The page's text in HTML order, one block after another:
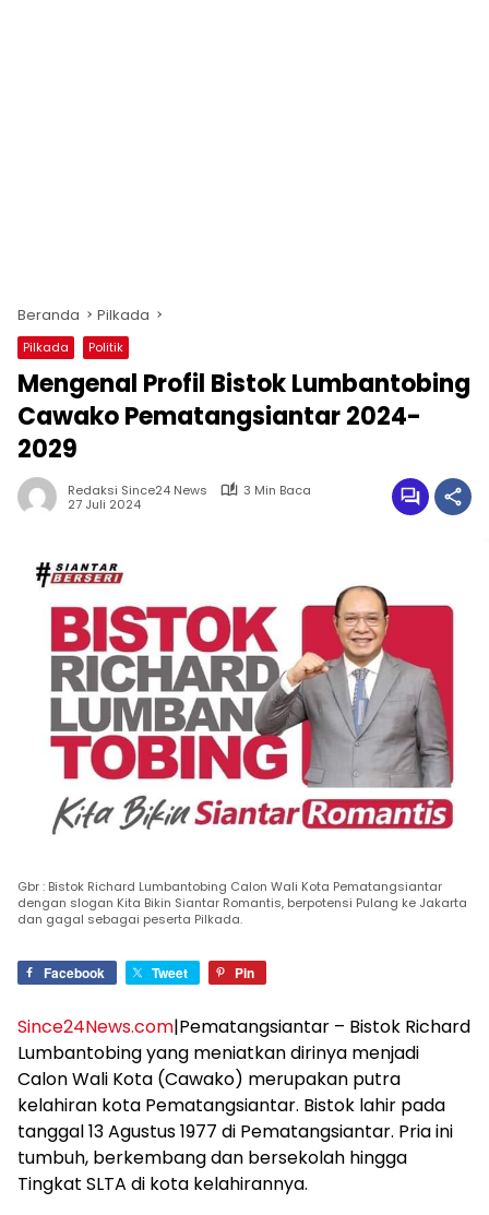
Beranda Pilkada
Pilkada Politik
Mengenal Profil Bistok Lumbantobing
Cawako Pematangsiantar 2024-
2029
Redaksi Since24 News
3 Min Baca
27 Juli 2024
Gbr : Bistok Richard Lumbantobing Calon Wali Kota Pematangsiantar
dengan slogan Kita Bikin Siantar Romantis, berpotensi Pulang ke Jakarta
dan gagal sebagai peserta Pilkada.
Facebook Tweet Pin
Since24News.com|Pematangsiantar – Bistok Richard
Lumbantobing yang meniatkan dirinya menjadi
Calon Wali Kota (Cawako) merupakan putra
kelahiran kota Pematangsiantar. Bistok lahir pada
tanggal 13 Agustus 1977 di Pematangsiantar. Pria ini
tumbuh, berkembang dan bersekolah hingga
Tingkat SLTA di kota kelahirannya.